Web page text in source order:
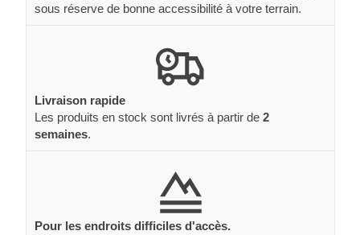
sous réserve de bonne accessibilité à votre terrain.
Livraison rapide
Les produits en stock sont livrés à partir de 2
semaines.
Pour les endroits difficiles d'accès.